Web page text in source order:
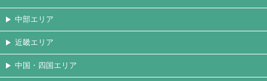
中部エリア
近畿エリア
中国・四国エリア